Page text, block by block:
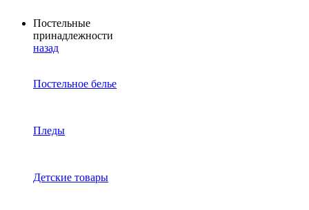
Постельные
принадлежности
назад
Постельное белье
Пледы
Детские товары